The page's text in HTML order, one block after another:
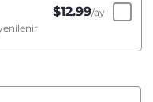
$12.99/ay